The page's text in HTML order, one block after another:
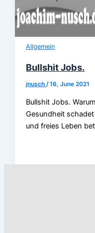
Allgemein
Bullshit Jobs.
jnusch/16, June 2021
Bullshit Jobs.
Gesundheit
und freies Leben